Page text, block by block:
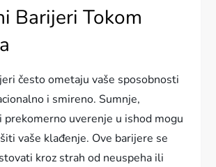
Barijeri Tokom
često ometaju vaše sposobnosti
i smireno. Sumnje,
prekomerno uverenje u ishod mogu
vaše klađenje. Ove barijere se
kroz strah od neuspeha ili